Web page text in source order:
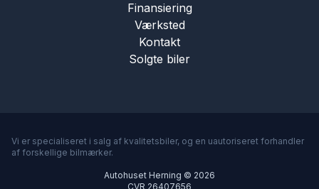
Finansiering
Værksted
Kontakt
Solgte biler
Vi er specialiseret i salg af kvalitetsbiler, og en uautoriseret forhandler
af forskellige bilmærker.
Autohuset Herning © 2026
CVR 26407656